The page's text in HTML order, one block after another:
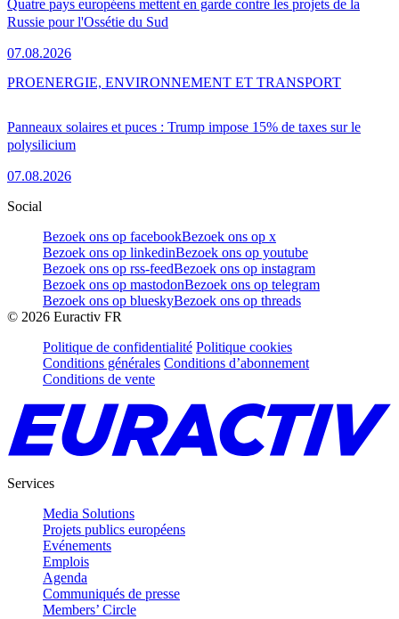
Quatre pays européens mettent en garde contre les projets de la
Russie pour l'Ossétie du Sud
07.08.2026
Panneaux solaires et puces : Trump impose 15% de taxes sur le
polysilicium
07.08.2026
PROENERGIE, ENVIRONNEMENT ET TRANSPORT
Social
Bezoek ons op facebookBezoek ons op x
Bezoek ons op linkedinBezoek ons op youtube
Bezoek ons op rss-feedBezoek ons op instagram
Bezoek ons op mastodonBezoek ons op telegram
Bezoek ons op blueskyBezoek ons op threads
© 2026 Euractiv FR
Politique de confidentialité Politique cookies
Conditions générales Conditions d’abonnement
Conditions de vente
Services
Media Solutions
Projets publics européens
Evénements
Emplois
Agenda
Communiqués de presse
Members’ Circle